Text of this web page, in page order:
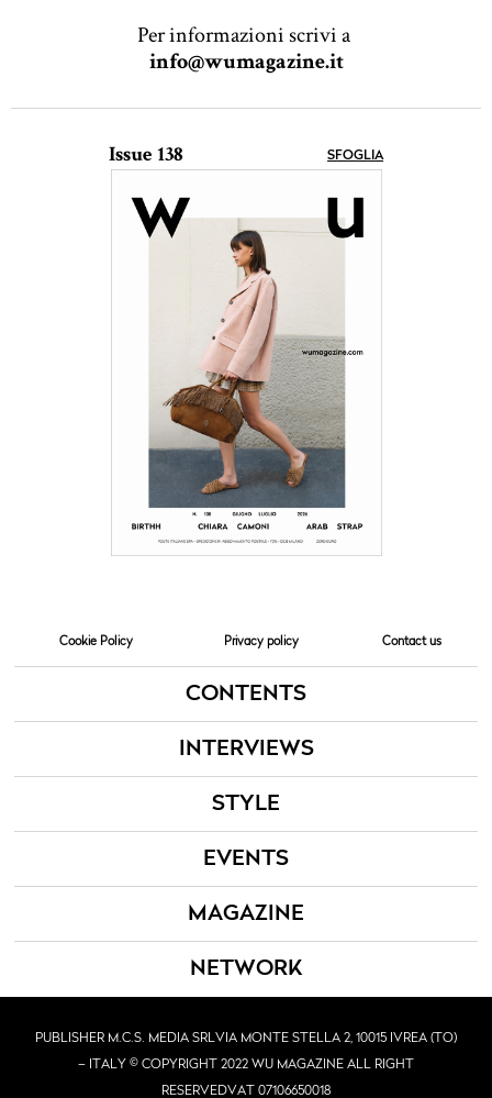
Per informazioni scrivi a
info@wumagazine.it
Issue 138 SFOGLIA
Cookie Policy Privacy policy Contact us
CONTENTS
INTERVIEWS
STYLE
EVENTS
MAGAZINE
NETWORK
PUBLISHER M.C.S. MEDIA SRL VIA MONTE STELLA 2, 10015 IVREA (TO)
– ITALY © COPYRIGHT 2022 WU MAGAZINE ALL RIGHT
RESERVEDVAT 07106650018